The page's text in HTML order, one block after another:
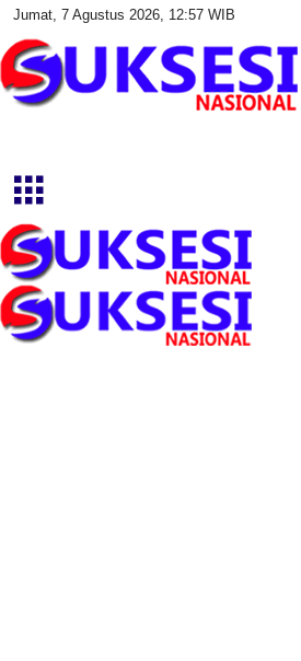
Jumat, 7 Agustus 2026, 12:57 WIB
s
i
a
s